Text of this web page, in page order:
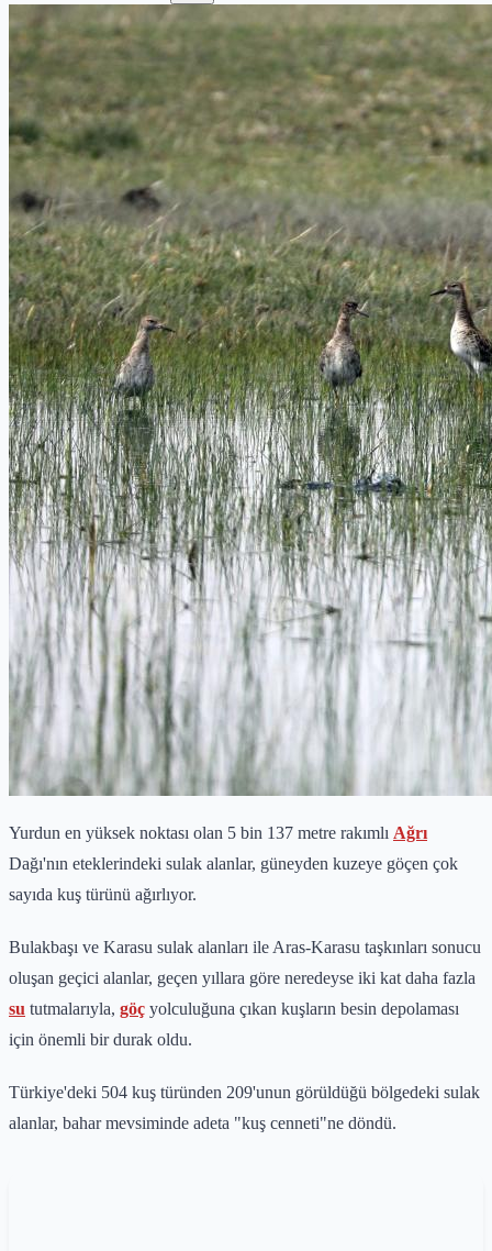
Yurdun en yüksek noktası olan 5 bin 137 metre rakımlı Ağrı
Dağı'nın eteklerindeki sulak alanlar, güneyden kuzeye göçen çok
sayıda kuş türünü ağırlıyor.
Bulakbaşı ve Karasu sulak alanları ile Aras-Karasu taşkınları sonucu
oluşan geçici alanlar, geçen yıllara göre neredeyse iki kat daha fazla
su tutmalarıyla, göç yolculuğuna çıkan kuşların besin depolaması
için önemli bir durak oldu.
Türkiye'deki 504 kuş türünden 209'unun görüldüğü bölgedeki sulak
alanlar, bahar mevsiminde adeta "kuş cenneti"ne döndü.